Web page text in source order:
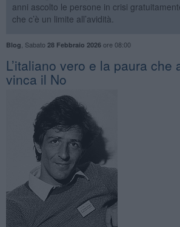
anni ascolto le persone in crisi
che c’è un limite all’avidità.
Blog Sabato 28 Febbraio 2026ore 08:00
L’italiano vero e la paura che
vinca il No